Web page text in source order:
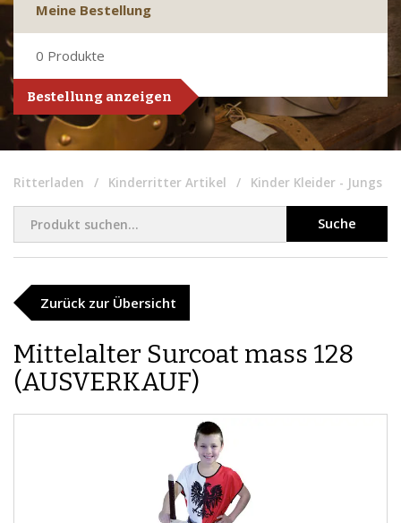
Meine Bestellung
0 Produkte
Bestellung anzeigen
Ritterladen Kinderritter Artikel Kinder Kleider - Jungs
Suche
Zurück zur Übersicht
Mittelalter Surcoat mass 128
(AUSVERKAUF)